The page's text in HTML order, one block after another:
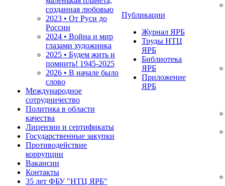
созданная любовью
2023 • От Руси до
России
2024 • Война и мир
глазами художника
2025 • Будем жить и
помнить! 1945-2025
2026 • В начале было
слово
Международное
сотрудничество
Политика в области
качества
Лицензии и сертификаты
Государственные закупки
Противодействие
коррупции
Вакансии
Контакты
35 лет ФБУ "НТЦ ЯРБ"
Публикации
Журнал ЯРБ
Труды НТЦ
ЯРБ
Библиотека
ЯРБ
Приложение
ЯРБ